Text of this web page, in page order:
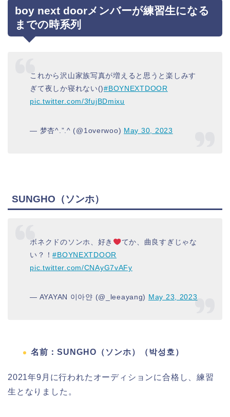
boy next doorメンバーが練習生になる
までの時系列
これから沢山家族写真が増えると思うと楽しみす
ぎて夜しか寝れない()#BOYNEXTDOOR
pic.twitter.com/3fujBDmixu
— 梦杏^.”.^ (@1overwoo) May 30, 2023
SUNGHO（ソンホ）
ボネクドのソンホ、好き
てか、曲良すぎじゃな
い？！#BOYNEXTDOOR
pic.twitter.com/CNAyG7vAFy
— AYAYAN 이아얀 (@_leeayang) May 23, 2023
名前：SUNGHO（ソンホ）（박성호）
2021年9月に行われたオーディションに合格し、練習
生となりました。